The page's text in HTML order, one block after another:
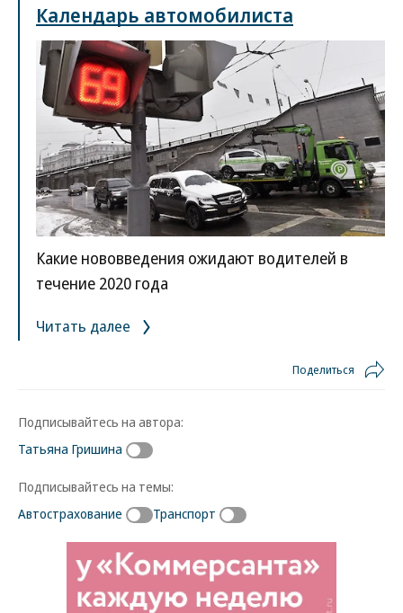
Календарь автомобилиста
Какие нововведения ожидают водителей в
течение 2020 года
Читать далее
Поделиться
Подписывайтесь на автора:
Татьяна Гришина
Подписывайтесь на темы:
Автострахование
Транспорт